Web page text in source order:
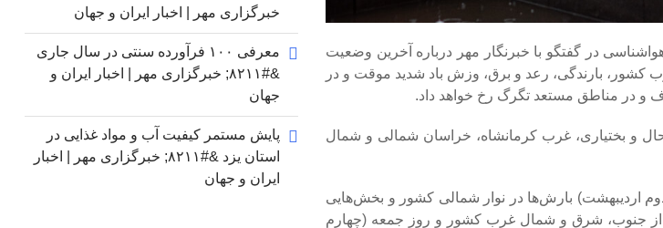
در گفتگو با خبرنگار مهر درباره آخرین وضعیت
بارندگی، رعد و برق، وزش باد شدید موقت و در
و در مناطق مستعد تگرگ رخ خواهد داد.
و بختیاری، غرب کرمانشاه، خراسان شمالی و شمال
اردیبهشت) بارش‌ها در نوار شمالی کشور و بخش‌هایی
از جنوب، شرق و شمال غرب کشور و روز جمعه (چهارم
خبرگزاری مهر | اخبار ایران و جهان
معرفی ۱۰۰ فرآورده سنتی در سال جاری
&#۸۲۱۱; خبرگزاری مهر | اخبار ایران و
جهان
پایش مستمر کیفیت آب و مواد غذایی در
استان یزد &#۸۲۱۱; خبرگزاری مهر | اخبار
ایران و جهان